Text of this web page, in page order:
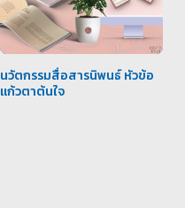
นวัตกรรมสื่อสารนิพนธ์ หัวข้อ
แก้วตาต้นใจ